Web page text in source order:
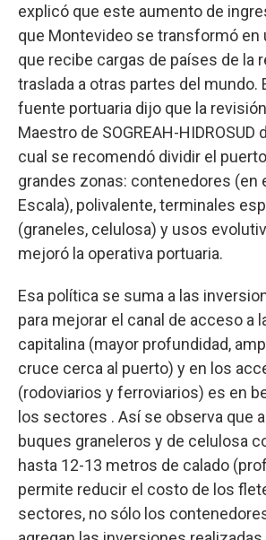
explicó que este aumento de
que Montevideo se transformó en
que recibe cargas de países de la
traslada a otras partes del mundo.
fuente portuaria dijo que la
Maestro de SOGREAH-HIDROSUD
cual se recomendó dividir el
grandes zonas: contenedores (en
Escala), polivalente, terminales
(graneles, celulosa) y usos
mejoró la operativa portuaria.
Esa política se suma a las
para mejorar el canal de acceso a
capitalina (mayor profundidad,
cruce cerca al puerto) y en los
(rodoviarios y ferroviarios) es en
los sectores . Así se observa que
buques graneleros y de celulosa
hasta 12-13 metros de calado
permite reducir el costo de los
sectores, no sólo los